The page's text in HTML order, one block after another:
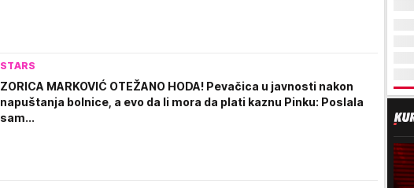
STARS
ZORICA MARKOVIĆ OTEŽANO HODA! Pevačica u javnosti nakon
napuštanja bolnice, a evo da li mora da plati kaznu Pinku: Poslala
sam...